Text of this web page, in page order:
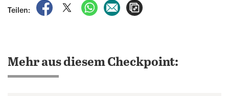
Teilen:
auf Facebook teilen
auf X teilenper WhatsApp teilen
per E-Mail teilen
Mehr aus diesem Checkpoint: